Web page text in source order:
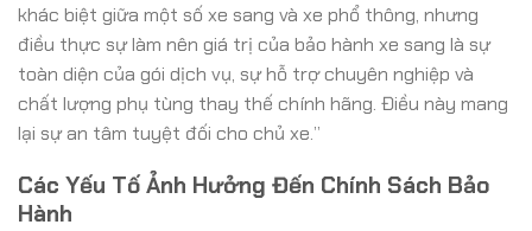
khác biệt giữa một số xe sang và xe phổ thông, nhưng
điều thực sự làm nên giá trị của bảo hành xe sang là sự
toàn diện của gói dịch vụ, sự hỗ trợ chuyên nghiệp và
chất lượng phụ tùng thay thế chính hãng. Điều này mang
lại sự an tâm tuyệt đối cho chủ xe.”
Các Yếu Tố Ảnh Hưởng Đến Chính Sách Bảo
Hành